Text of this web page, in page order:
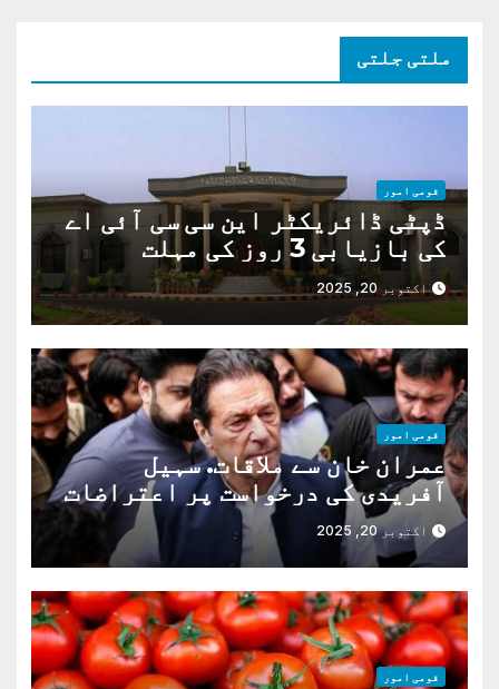
ملتی جلتی
قومی امور
ڈپٹی ڈائریکٹر این سی سی آئی اے
کی بازیابی 3 روز کی مہلت
اکتوبر 20, 2025
قومی امور
عمران خان سے ملاقات. سہیل
آفریدی کی درخواست پر اعتراضات
دوراکتوبر 20, 2025
قومی امور